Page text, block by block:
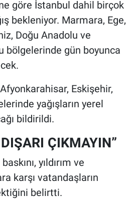
göre İstanbul dahil birçok
bekleniyor. Marmara, Ege,
Doğu Anadolu ve
bölgelerinde gün boyunca
Eskişehir,
yağışların yerel
bildirildi.
ÇIKMAYIN”
yıldırım ve
karşı vatandaşların
belirtti.